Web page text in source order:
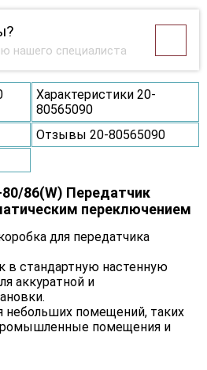
нашего специалиста
Характеристики 20-
80565090
Отзывы 20-80565090
80/86(W) Передатчик
переключением
для передатчика
в стандартную настенную
аккуратной и
небольших помещений, таких
помещения и